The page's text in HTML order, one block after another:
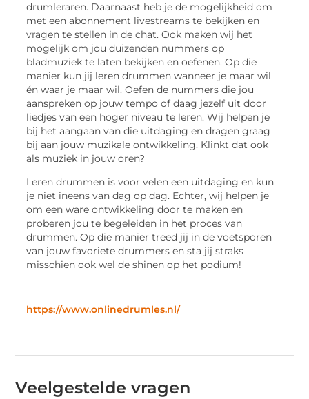
drumleraren. Daarnaast heb je de mogelijkheid om
met een abonnement livestreams te bekijken en
vragen te stellen in de chat. Ook maken wij het
mogelijk om jou duizenden nummers op
bladmuziek te laten bekijken en oefenen. Op die
manier kun jij leren drummen wanneer je maar wil
én waar je maar wil. Oefen de nummers die jou
aanspreken op jouw tempo of daag jezelf uit door
liedjes van een hoger niveau te leren. Wij helpen je
bij het aangaan van die uitdaging en dragen graag
bij aan jouw muzikale ontwikkeling. Klinkt dat ook
als muziek in jouw oren?
Leren drummen is voor velen een uitdaging en kun
je niet ineens van dag op dag. Echter, wij helpen je
om een ware ontwikkeling door te maken en
proberen jou te begeleiden in het proces van
drummen. Op die manier treed jij in de voetsporen
van jouw favoriete drummers en sta jij straks
misschien ook wel de shinen op het podium!
https://www.onlinedrumles.nl/
Veelgestelde vragen